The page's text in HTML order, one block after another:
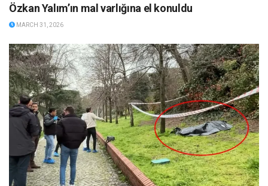
Özkan Yalım’ın mal varlığına el konuldu
MARCH 31, 2026